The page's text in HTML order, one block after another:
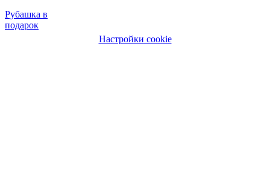
Рубашка в
подарок
Настройки cookie